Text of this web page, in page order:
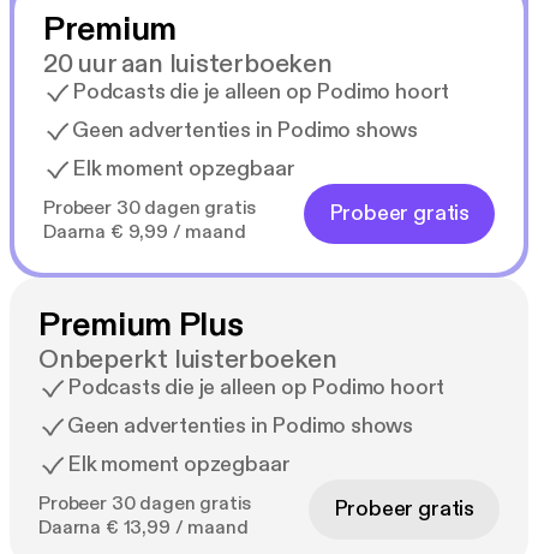
Premium
20 uur aan luisterboeken
Podcasts die je alleen op Podimo hoort
Geen advertenties in Podimo shows
Elk moment opzegbaar
Probeer 30 dagen gratis
Daarna € 9,99 / maand
Probeer gratis
Premium Plus
Onbeperkt luisterboeken
Podcasts die je alleen op Podimo hoort
Geen advertenties in Podimo shows
Elk moment opzegbaar
Probeer 30 dagen gratis
Daarna € 13,99 / maand
Probeer gratis